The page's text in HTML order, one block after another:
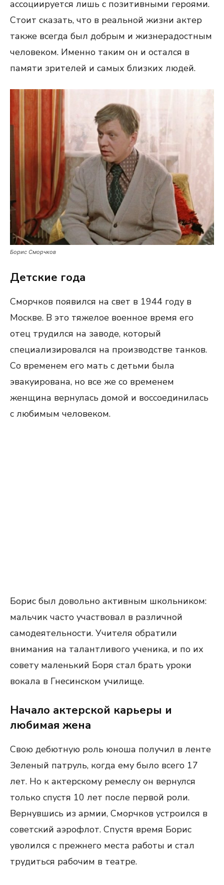
ассоциируется лишь с позитивными героями.
Стоит сказать, что в реальной жизни актер
также всегда был добрым и жизнерадостным
человеком. Именно таким он и остался в
памяти зрителей и самых близких людей.
Борис Сморчков
Детские года
Сморчков появился на свет в 1944 году в
Москве. В это тяжелое военное время его
отец трудился на заводе, который
специализировался на производстве танков.
Со временем его мать с детьми была
эвакуирована, но все же со временем
женщина вернулась домой и воссоединилась
с любимым человеком.
Борис был довольно активным школьником:
мальчик часто участвовал в различной
самодеятельности. Учителя обратили
внимания на талантливого ученика, и по их
совету маленький Боря стал брать уроки
вокала в Гнесинском училище.
Начало актерской карьеры и
любимая жена
Свою дебютную роль юноша получил в ленте
Зеленый патруль, когда ему было всего 17
лет. Но к актерскому ремеслу он вернулся
только спустя 10 лет после первой роли.
Вернувшись из армии, Сморчков устроился в
советский аэрофлот. Спустя время Борис
уволился с прежнего места работы и стал
трудиться рабочим в театре.